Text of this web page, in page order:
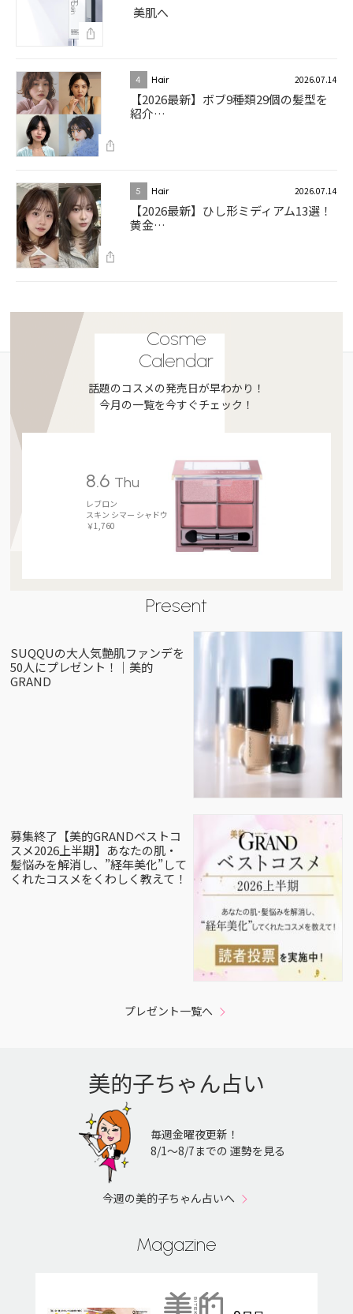
美肌へ
4 Hair 2026.07.14
【2026最新】ボブ9種類29個の髪型を
紹介…
5 Hair 2026.07.14
【2026最新】ひし形ミディアム13選！
黄金…
Cosme
Calendar
話題のコスメの発売日が早わかり！
今月の一覧を今すぐチェック！
8.6 Thu
レブロン
スキン シマー シャドウ
￥1,760
Present
SUQQUの大人気艶肌ファンデを
50人にプレゼント！｜美的
GRAND
募集終了【美的GRANDベストコ
スメ2026上半期】あなたの肌・
髪悩みを解消し、”経年美化”して
くれたコスメをくわしく教えて！
プレゼント一覧へ
美的子ちゃん占い
毎週金曜夜更新！
8/1〜8/7までの 運勢を見る
今週の美的子ちゃん占いへ
Magazine